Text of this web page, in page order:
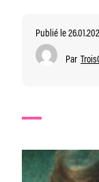
Publié le
Par